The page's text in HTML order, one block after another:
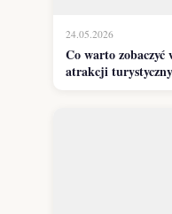
24.05.2026
Co warto
atrakcji